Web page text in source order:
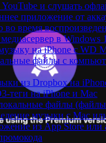
YouTube и слушать
приложение от
во время
в Windows
на iPhone с WD
файлы с
из Dropbox на
теги на iPhone и Mac
файлы
музыки с Mac
из App Store или